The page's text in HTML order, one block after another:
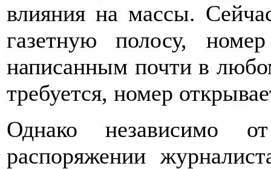
влияния на массы.
газетную полосу,
написанным почти в
требуется, номер
Однако независимо
распоряжении